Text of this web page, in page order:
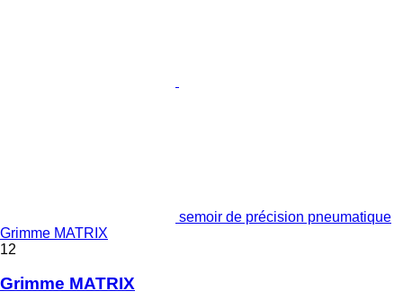
semoir de précision pneumatique
Grimme MATRIX
12
Grimme MATRIX